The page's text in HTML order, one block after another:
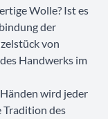
Wolle? Ist es
der
von
Handwerks im
wird jeder
Tradition des